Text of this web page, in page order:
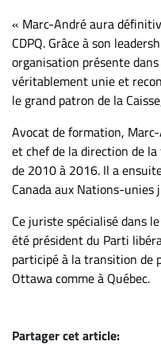
« Marc-André aura
CDPQ. Grâce à son
organisation présente
véritablement unie et
le grand patron de la
Avocat de formation,
et chef de la direction de
de 2010 à 2016. Il a
Canada aux Nations-unies
Ce juriste spécialisé dans
été président du Parti
participé à la transition de
Ottawa comme à Québec.
Partager cet article: